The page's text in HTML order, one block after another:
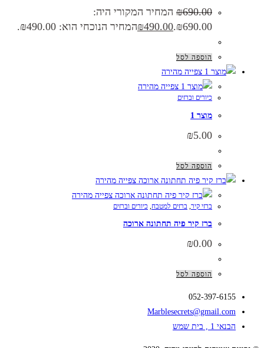
₪690.00
המחיר המקורי היה:
₪690.00.
₪490.00 המחיר הנוכחי הוא: ₪490.00.
הוספה לסל
צפייה מהירה
צפייה מהירה
כיורים וברזים
מוצר 1
₪5.00
הוספה לסל
צפייה מהירה
צפייה מהירה
ברזי קיר ברזים למטבח כיורים וברזים
ברז קיר פיה תחתונה ארוכה
₪0.00
הוספה לסל
052-397-6155
Marblesecrets@gmail.com
הבנאי 1 , בית שמש